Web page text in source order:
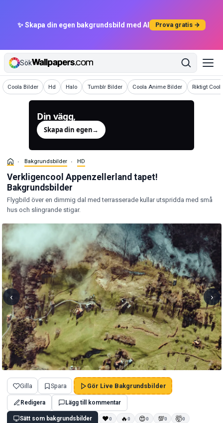
✨ Skapa din egen bakgrundsbild med AI Prova gratis →
Sök
Coola Bilder
BakgrundsbilderHd
Bakgrundsbilder
Halo
Bakgrundsbilder
Tumblr Bilder
Bakgrundsbilder Coola Anime Bilder
Bakgrundsbilder Riktigt
Din vägg,
Skapa din egen→
Bakgrundsbilder HD
Verkligencool Appenzellerland tapet!
Bakgrundsbilder
Flygbild över en dimmig dal med terrasserade kullar utspridda med små
hus och slingrande stigar.
‹ ›
Gilla Spara Gör Live Bakgrundsbilder
Redigera Lägg till kommentar
Sätt som bakgrundsbilder ❤0 🔥0 😍0 💯0 🤯0